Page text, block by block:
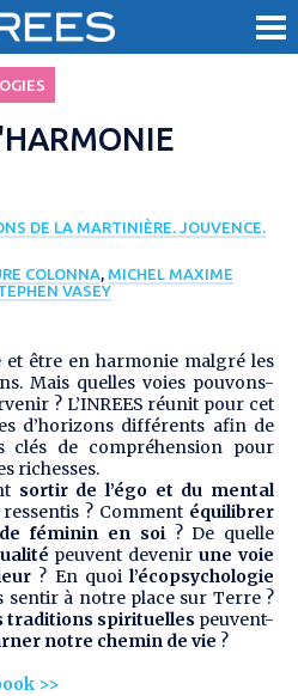
DE LA MARTINIÈRE. JOUVENCE.
COLONNA, MICHEL MAXIME
VASEY
et être en harmonie malgré les
Mais quelles voies pouvons-
? L’INREES réunit pour cet
d’horizons différents afin de
clés de compréhension pour
richesses.
sortir de l’égo et du mental
? Comment équilibrer
féminin en soi? De quelle
peuvent devenirune voie
? En quoil’écopsychologie
sentir à notre place sur Terre ?
traditions spirituelles peuvent-
notre chemin de vie ?
>>